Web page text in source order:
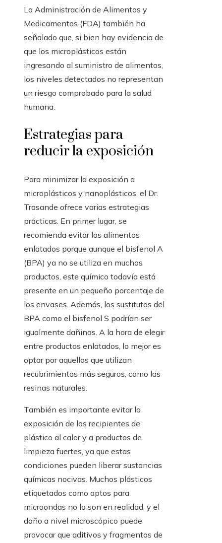
La Administración de Alimentos y
Medicamentos (FDA) también ha
señalado que, si bien hay evidencia de
que los microplásticos están
ingresando al suministro de alimentos,
los niveles detectados no representan
un riesgo comprobado para la salud
humana.
Estrategias para
reducir la exposición
Para minimizar la exposición a
microplásticos y nanoplásticos, el Dr.
Trasande ofrece varias estrategias
prácticas. En primer lugar, se
recomienda evitar los alimentos
enlatados porque aunque el bisfenol A
(BPA) ya no se utiliza en muchos
productos, este químico todavía está
presente en un pequeño porcentaje de
los envases. Además, los sustitutos del
BPA como el bisfenol S podrían ser
igualmente dañinos. A la hora de elegir
entre productos enlatados, lo mejor es
optar por aquellos que utilizan
recubrimientos más seguros, como las
resinas naturales.
También es importante evitar la
exposición de los recipientes de
plástico al calor y a productos de
limpieza fuertes, ya que estas
condiciones pueden liberar sustancias
químicas nocivas. Muchos plásticos
etiquetados como aptos para
microondas no lo son en realidad, y el
daño a nivel microscópico puede
provocar que aditivos y fragmentos de